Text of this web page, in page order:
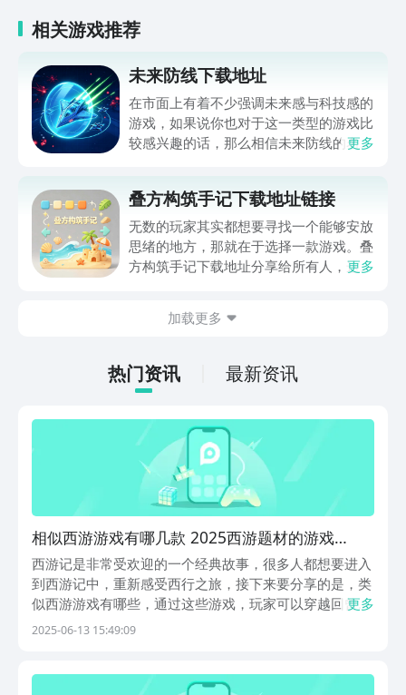
相关游戏推荐
未来防线下载地址
在市面上有着不少强调未来感与科技感的
游戏，如果说你也对于这一类型的游戏比
较感兴趣的话，那么相信未来防线的名字
关链接，在最近这款游戏的热度非常之
高，无论是先进前卫的背景设定，还是紧
张有趣的战斗玩法，都吸引着不少同学的
关注，你是否也想要提前进行预约，方便
更多
叠方构筑手记下载地址链接
无数的玩家其实都想要寻找一个能够安放
思绪的地方，那就在于选择一款游戏。叠
方构筑手记下载地址分享给所有人，这一
情。如果大家想要下载这款游戏，其实方
下游戏的主要乐趣吧。
更多
加载更多
热门资讯 最新资讯
相似西游游戏有哪几款 2025西游题材的游戏
top10
西游记是非常受欢迎的一个经典故事，很多人都想要进入
到西游记中，重新感受西行之旅，接下来要分享的是，类
似西游游戏有哪些，通过这些游戏，玩家可以穿越回曾经
的那个年代，和这些经典的角色，重新开启一场冒险，下
呈...
更多
2025-06-13 15:49:09